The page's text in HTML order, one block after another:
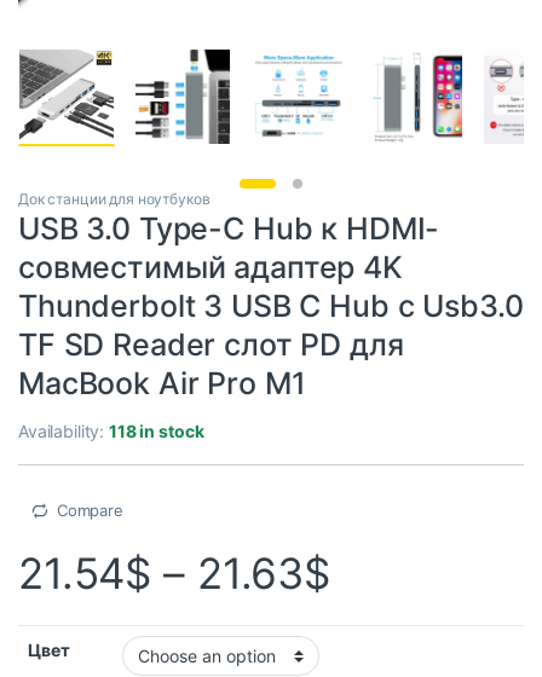
Док станции для ноутбуков
USB 3.0 Type-C Hub к HDMI-
совместимый адаптер 4K
Thunderbolt 3 USB C Hub с Usb3.0
TF SD Reader слот PD для
MacBook Air Pro M1
Availability:118 in stock
Compare
21.54$ – 21.63$
Цвет